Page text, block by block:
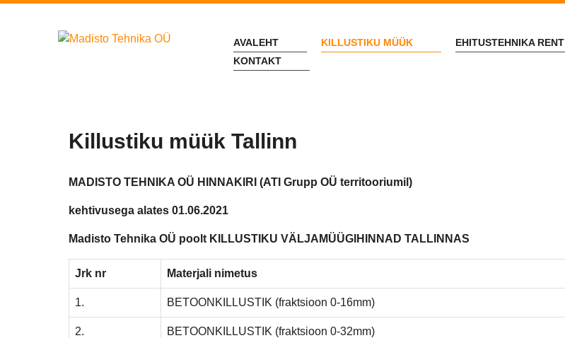
AVALEHT KILLUSTIKU MÜÜK EHITUSTEHNIKA RENT
KONTAKT
Killustiku müük Tallinn
MADISTO TEHNIKA OÜ HINNAKIRI (ATI Grupp OÜ territooriumil)
kehtivusega alates 01.06.2021
Madisto Tehnika OÜ poolt KILLUSTIKU VÄLJAMÜÜGIHINNAD TALLINNAS
Jrk nr Materjali nimetus
1. BETOONKILLUSTIK (fraktsioon 0-16mm)
2. BETOONKILLUSTIK (fraktsioon 0-32mm)